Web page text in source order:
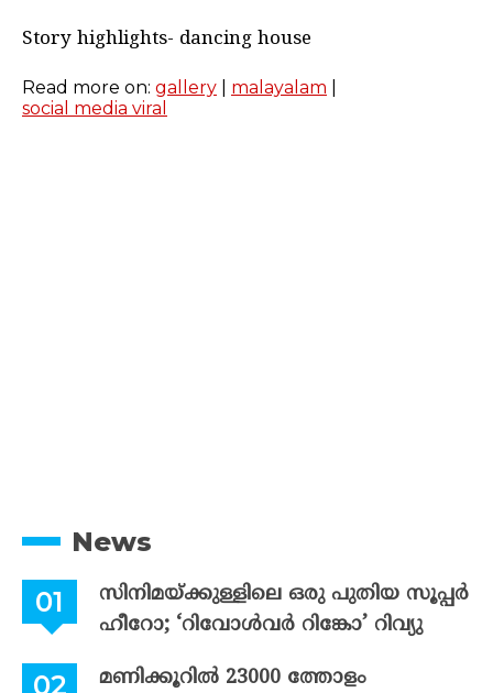
Story highlights- dancing house
Read more on: gallery malayalam
social media viral
News
സിനിമയ്ക്കുള്ളിലെ ഒരു പുതിയ സൂപ്പർ
ഹീറോ; ‘റിവോൾവർ റിങ്കോ’ റിവ്യു
മണിക്കൂറിൽ 23000 ത്തോളം